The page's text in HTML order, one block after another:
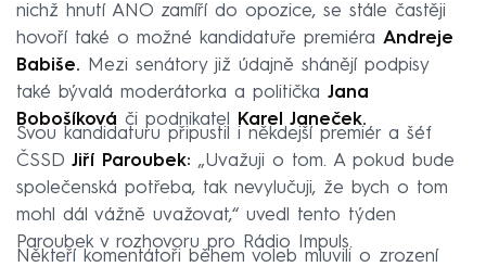
nichž hnutí ANO zamíří do opozice, se stále častěji
hovoří také o možné kandidatuře premiéra Andreje
Babiše. Mezi senátory již údajně shánějí podpisy
také bývalá moderátorka a politička Jana
Bobošíková či podnikatel Karel Janeček.
Svou kandidaturu připustil i někdejší premiér a šéf
ČSSD Jiří Paroubek: „Uvažuji o tom. A pokud bude
společenská potřeba, tak nevylučuji, že bych o tom
mohl dál vážně uvažovat,“ uvedl tento týden
Paroubek v rozhovoru pro Rádio Impuls.
Někteří komentátoři během voleb mluvili o zrození